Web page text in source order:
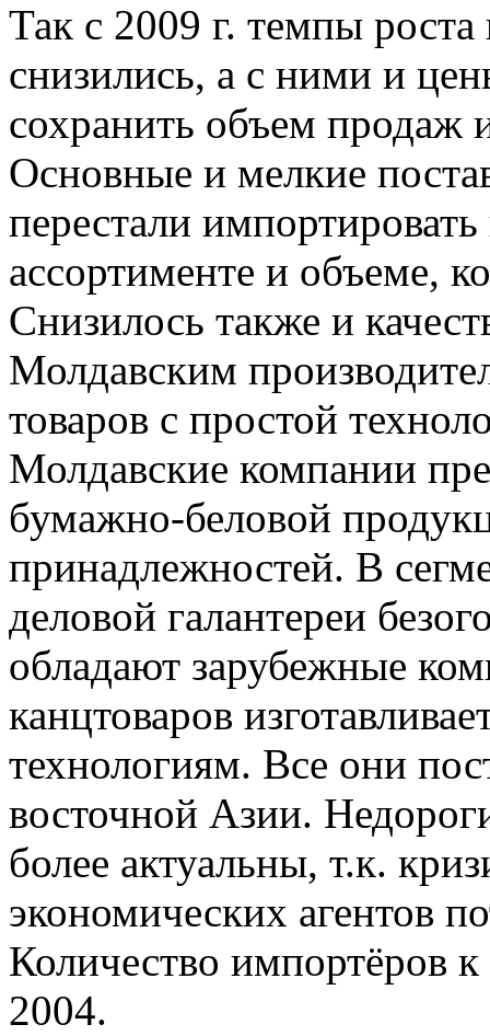
Так с 2009 г. темпы роста
снизились, а с ними и
сохранить объем
Основные и мелкие
перестали
ассортименте и объеме,
Снизилось также и
Молдавским
товаров с простой
Молдавские компании
бумажно-беловой
принадлежностей. В
деловой галантереи
обладают зарубежные
канцтоваров
технологиям. Все они
восточной Азии.
более актуальны, т.к.
экономических агентов
Количество импортёров
2004.